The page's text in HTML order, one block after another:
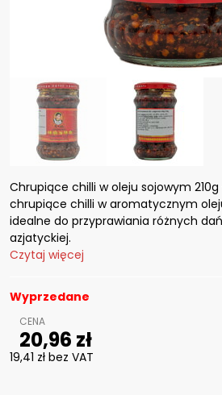
Chrupiące chilli w oleju sojowym
chrupiące chilli w aromatycznym
idealne do przyprawiania różnych
azjatyckiej.
Czytaj więcej
Wyprzedane
20,96 zł
19,41 zł bez VAT